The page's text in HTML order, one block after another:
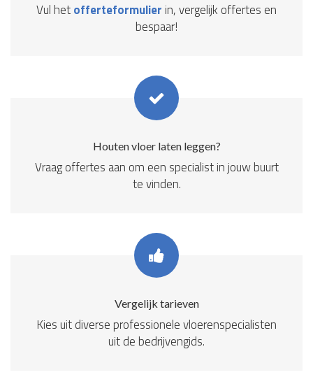
Vul hetofferteformulier in, vergelijk offertes en
bespaar!
Houten vloer laten leggen?
Vraag offertes aan om een specialist in jouw buurt
te vinden.
Vergelijk tarieven
Kies uit diverse professionele vloerenspecialisten
uit de bedrijvengids.